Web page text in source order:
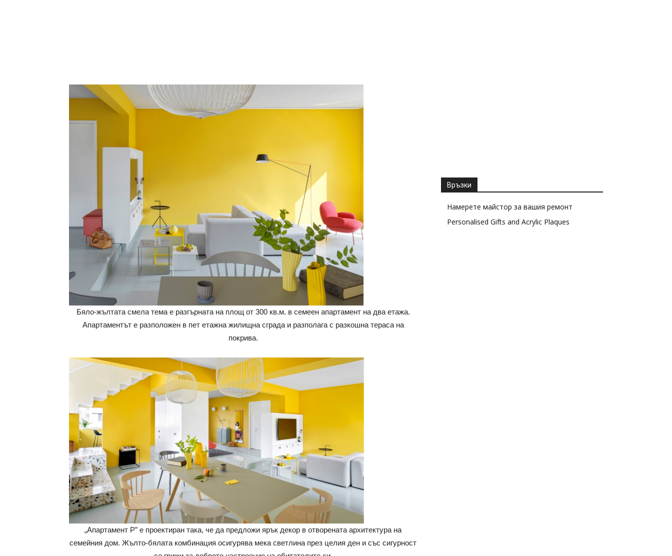
Бяло-жълтата смела тема е разгърната на площ от 300 кв.м. в семеен апартамент на два етажа.
Апартаментът е разположен в пет етажна жилищна сграда и разполага с разкошна тераса на
покрива.
„Апартамент P” е проектиран така, че да предложи ярък декор в отворената архитектура на
семейния дом. Жълто-бялата комбинация осигурява мека светлина през целия ден и със сигурност
Връзки
Намерете майстор за вашия ремонт
Personalised Gifts and Acrylic Plaques